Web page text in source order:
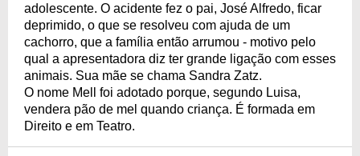
adolescente. O acidente fez o pai, José Alfredo, ficar
deprimido, o que se resolveu com ajuda de um
cachorro, que a família então arrumou - motivo pelo
qual a apresentadora diz ter grande ligação com esses
animais. Sua mãe se chama Sandra Zatz.
O nome Mell foi adotado porque, segundo Luisa,
vendera pão de mel quando criança. É formada em
Direito e em Teatro.